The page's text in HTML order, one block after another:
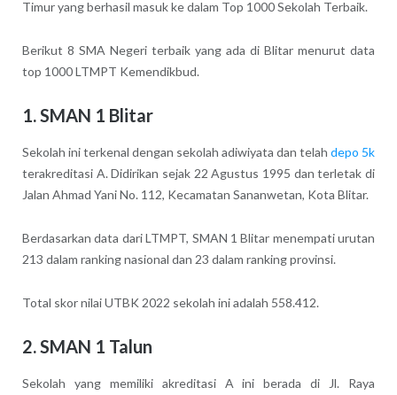
Timur yang berhasil masuk ke dalam Top 1000 Sekolah Terbaik.
Berikut 8 SMA Negeri terbaik yang ada di Blitar menurut data
top 1000 LTMPT Kemendikbud.
1. SMAN 1 Blitar
Sekolah ini terkenal dengan sekolah adiwiyata dan telahdepo 5k
terakreditasi A. Didirikan sejak 22 Agustus 1995 dan terletak di
Jalan Ahmad Yani No. 112, Kecamatan Sananwetan, Kota Blitar.
Berdasarkan data dari LTMPT, SMAN 1 Blitar menempati urutan
213 dalam ranking nasional dan 23 dalam ranking provinsi.
Total skor nilai UTBK 2022 sekolah ini adalah 558.412.
2. SMAN 1 Talun
Sekolah yang memiliki akreditasi A ini berada di Jl. Raya